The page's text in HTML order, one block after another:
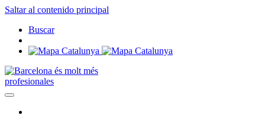
Saltar al contenido principal
Buscar
profesionales